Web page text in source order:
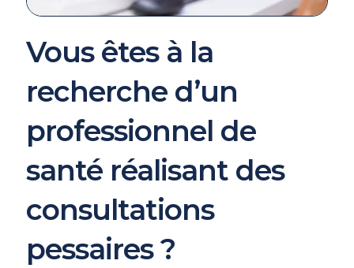
Vous êtes à la
recherche d’un
professionnel de
santé réalisant des
consultations
pessaires ?